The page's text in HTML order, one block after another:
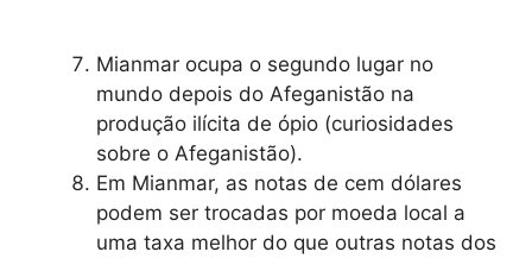
Mianmar ocupa o segundo lugar no
mundo depois do Afeganistão na
produção ilícita de ópio (curiosidades
sobre o Afeganistão).
Em Mianmar, as notas de cem dólares
podem ser trocadas por moeda local a
uma taxa melhor do que outras notas dos